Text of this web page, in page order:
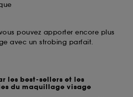
pouvez apporter encore plus
avec un strobing parfait.
les best-sellers et les
du maquillage visage